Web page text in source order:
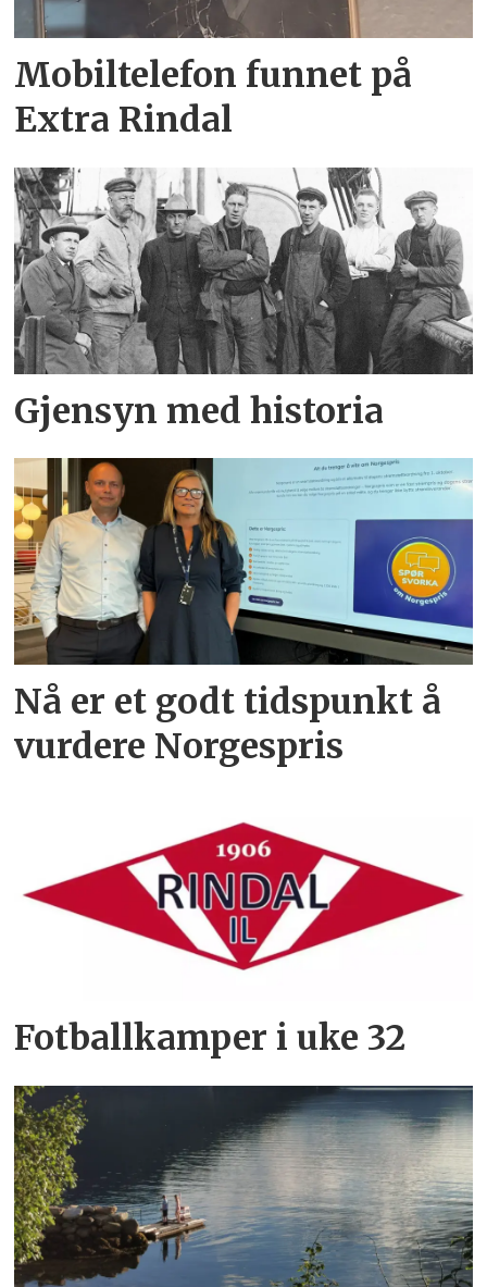
Mobiltelefon funnet på
Extra Rindal
Gjensyn med historia
Nå er et godt tidspunkt å
vurdere Norgespris
Fotballkamper i uke 32